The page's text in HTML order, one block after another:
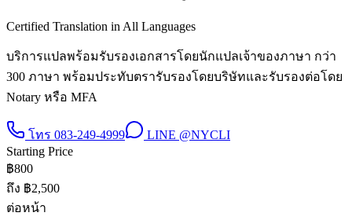
Certified Translation in All Languages
บริการแปลพร้อมรับรองเอกสารโดยนักแปลเจ้าของภาษา กว่า
300 ภาษา พร้อมประทับตรารับรองโดยบริษัทและรับรองต่อโดย
Notary หรือ MFA
โทร 083-249-4999 LINE @NYCLI
Starting Price
฿800
ถึง ฿2,500
ต่อหน้า